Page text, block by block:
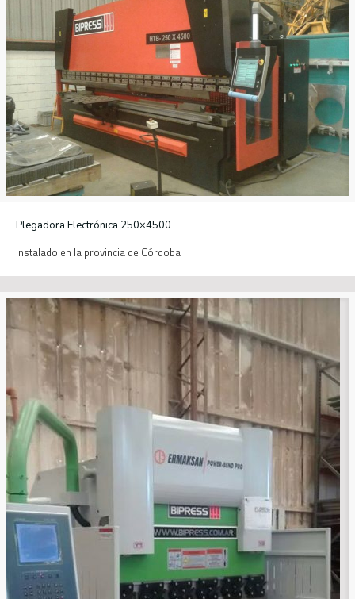
Plegadora Electrónica 250×4500
Instalado en la provincia de Córdoba